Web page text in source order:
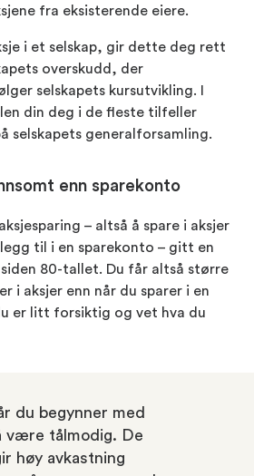
fra eksisterende eiere.
i et selskap, gir dette deg rett
overskudd, der
selskapets kursutvikling. I
din deg i de fleste tilfeller
selskapets generalforsamling.
enn sparekonto
– altså å spare i aksjer
til i en sparekonto – gitt en
siden 80-tallet. Du får altså større
i aksjer enn når du sparer i en
er litt forsiktig og vet hva du
du begynner med
være tålmodig. De
høy avkastning